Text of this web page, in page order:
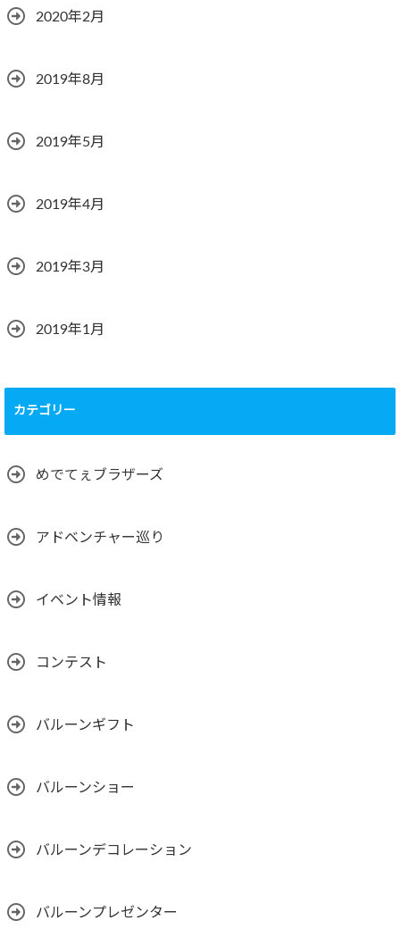
2020年2月
2019年8月
2019年5月
2019年4月
2019年3月
2019年1月
カテゴリー
めでてぇブラザーズ
アドベンチャー巡り
イベント情報
コンテスト
バルーンギフト
バルーンショー
バルーンデコレーション
バルーンプレゼンター